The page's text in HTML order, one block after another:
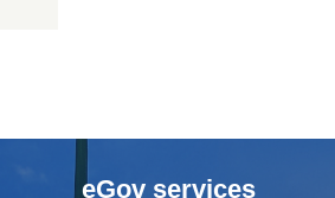
eGov services